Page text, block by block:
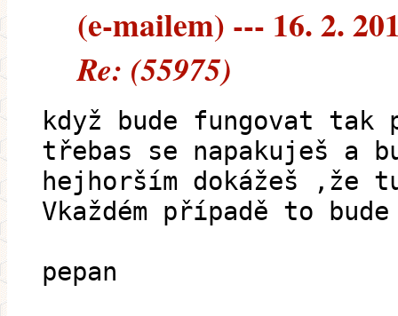
(e-mailem) --- 16. 2.
Re: (55975)
když bude fungovat tak
třebas se napakuješ a
hejhorším dokážeš ,že
Vkaždém případě to
pepan